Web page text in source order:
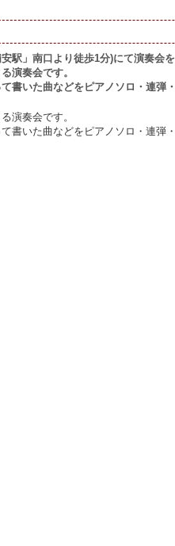
駅」南口より徒歩1分)にて演奏会を
演奏会です。
いた曲などをピアノソロ・連弾
演奏会です。
書いた曲などをピアノソロ・連弾